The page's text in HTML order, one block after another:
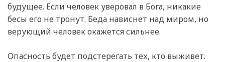
будущее. Если человек уверовал в Бога, никакие
бесы его не тронут. Беда нависнет над миром, но
верующий человек окажется сильнее.
Опасность будет подстерегать тех, кто выживет.